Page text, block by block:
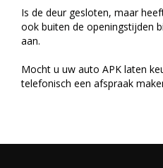
Is de deur gesloten, maar
ook buiten de openingstijden
aan.
Mocht u uw auto APK laten
telefonisch een afspraak